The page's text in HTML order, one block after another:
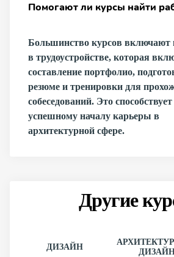
Помогают ли курсы найти
Большинство курсов
в трудоустройстве, которая
составление портфолио,
резюме и тренировки для
собеседований. Это способствует
успешному началу карьеры в
архитектурной сфере.
Другие
ДИЗАЙН